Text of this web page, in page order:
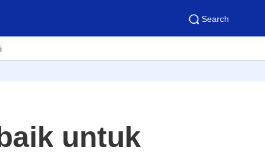
Search
untuk